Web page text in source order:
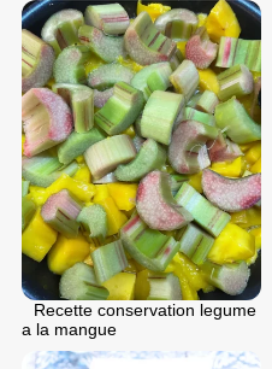
Recette conservation legume
a la mangue